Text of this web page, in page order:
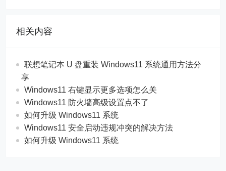
相关内容
联想笔记本 U 盘重装 Windows11 系统通用方法分
享
Windows11 右键显示更多选项怎么关
Windows11 防火墙高级设置点不了
如何升级 Windows11 系统
Windows11 安全启动违规冲突的解决方法
如何升级 Windows11 系统